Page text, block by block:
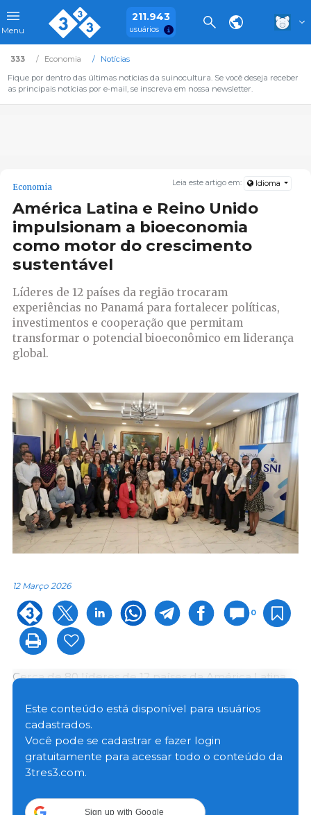
Menu
211.943
usuários
333 Economia
Notícias
Fique por dentro das últimas notícias da suinocultura. Se você deseja receber
as principais notícias por e-mail, se inscreva em nossa newsletter.
Leia este artigo em: Idioma
Economia
América Latina e Reino Unido
impulsionam a bioeconomia
como motor do crescimento
sustentável
Líderes de 12 países da região trocaram
experiências no Panamá para fortalecer políticas,
investimentos e cooperação que permitam
transformar o potencial bioeconômico em liderança
global.
12 Março 2026
0
Cerca de 80 líderes de 12 países da América Latina
experiências sobre os avanços na bioeconomia e
analisar, juntamente com delegados do Reino Unido,
as políticas, estratégias e investimentos necessários
para fortalecer o desenvolvimento desse setor na
região.
Durante o encontro, foram destacados os avanços de
Este conteúdo está disponível para usuários
cadastrados.
Você pode se cadastrar e fazer login
gratuitamente para acessar todo o conteúdo da
3tres3.com.
Sign up with Google